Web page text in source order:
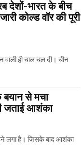
देशों-भारत के बीच
कोल्ड वॉर की पूरी
ही चाल चल दी। चीन
से मचा
जताई आशंका
लगा है। जिसके बाद आशंका